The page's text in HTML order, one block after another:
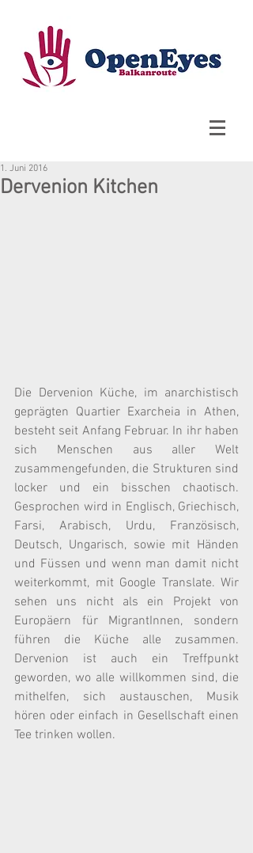
Dervenion Kitchen
1. Juni 2016
Die Dervenion Küche, im anarchistisch
geprägten Quartier Exarcheia in Athen,
besteht seit Anfang Februar. In ihr haben
sich Menschen aus aller Welt
zusammengefunden, die Strukturen sind
locker und ein bisschen chaotisch.
Gesprochen wird in Englisch, Griechisch,
Farsi, Arabisch, Urdu, Französisch,
Deutsch, Ungarisch, sowie mit Händen
und Füssen und wenn man damit nicht
weiterkommt, mit Google Translate. Wir
sehen uns nicht als ein Projekt von
Europäern für MigrantInnen, sondern
führen die Küche alle zusammen.
Dervenion ist auch ein Treffpunkt
geworden, wo alle willkommen sind, die
mithelfen, sich austauschen, Musik
hören oder einfach in Gesellschaft einen
Tee trinken wollen.